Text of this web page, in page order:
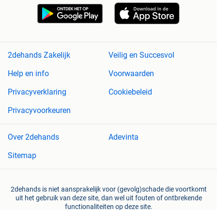
2dehands Zakelijk
Veilig en Succesvol
Help en info
Voorwaarden
Privacyverklaring
Cookiebeleid
Privacyvoorkeuren
Over 2dehands
Adevinta
Sitemap
2dehands is niet aansprakelijk voor (gevolg)schade die voortkomt
uit het gebruik van deze site, dan wel uit fouten of ontbrekende
functionaliteiten op deze site.